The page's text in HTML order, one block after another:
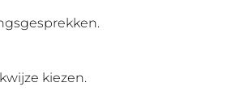
kiezen.